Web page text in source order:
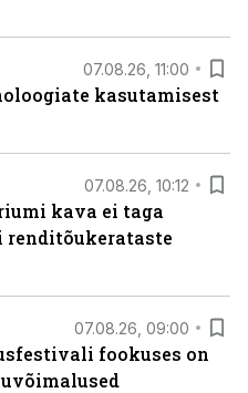
07.08.26, 11:00
kasutamisest
07.08.26, 10:12
kava ei taga
07.08.26, 09:00
fookuses on